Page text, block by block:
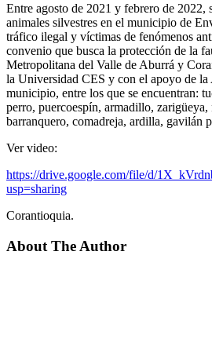
Entre agosto de 2021 y febrero de 2022,
animales silvestres en el municipio de
tráfico ilegal y víctimas de fenómenos
convenio que busca la protección de la
Metropolitana del Valle de Aburrá y
la Universidad CES y con el apoyo de
municipio, entre los que se encuentran:
perro, puercoespín, armadillo, zarigüeya,
barranquero, comadreja, ardilla, gavilán
Ver video:
https://drive.google.com/file/d/
usp=sharing
Corantioquia.
About The Author